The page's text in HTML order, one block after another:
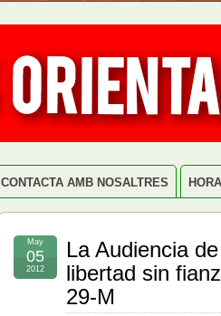
CONTACTA AMB NOSALTRES
La Audiencia
libertad sin
29-M
May
05
2012